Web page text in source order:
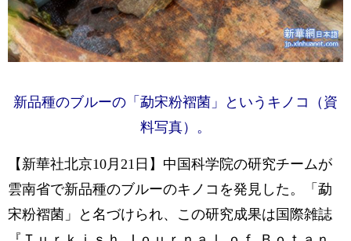
新品種のブルーの「勐宋粉褶菌」というキノコ（資
料写真）。
【新華社北京10月21日】中国科学院の研究チームが
雲南省で新品種のブルーのキノコを発見した。「勐
宋粉褶菌」と名づけられ、この研究成果は国際雑誌